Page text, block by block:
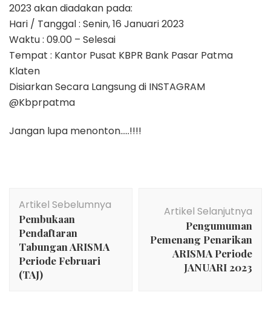
Bulan
Januari
2023
2023 akan diadakan pada:
Hari / Tanggal : Senin, 16 Januari 2023
Waktu : 09.00 – Selesai
Tempat : Kantor Pusat KBPR Bank Pasar Patma
Klaten
Disiarkan Secara Langsung di INSTAGRAM
@Kbprpatma
Jangan lupa menonton…..!!!!
Artikel
Artikel Sebelumnya
Pembukaan
Pendaftaran
Tabungan ARISMA
Periode Februari
(TAJ)
Artikel Selanjutnya
Pengumuman
Pemenang Penarikan
ARISMA Periode
JANUARI 2023